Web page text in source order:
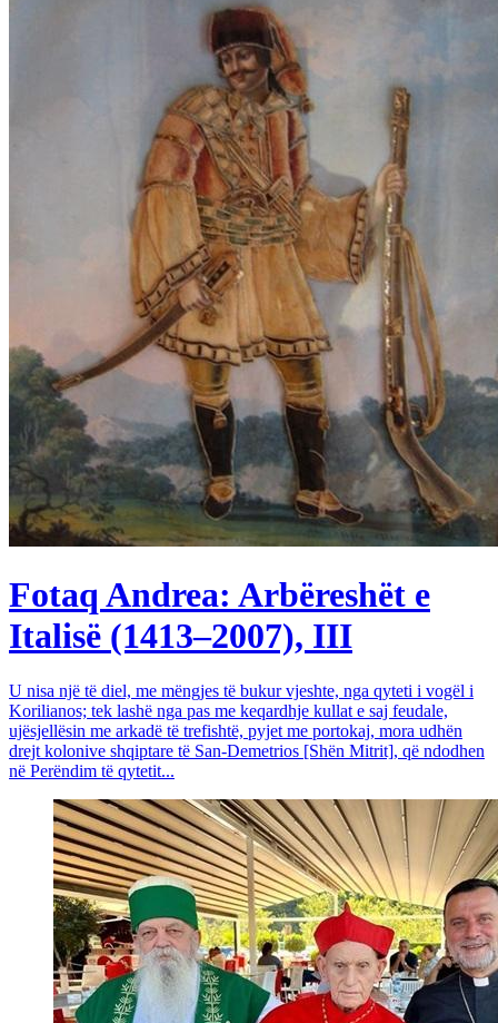
Fotaq Andrea: Arbëreshët e
Italisë (1413–2007), III
U nisa një të diel, me mëngjes të bukur vjeshte, nga qyteti i vogël i
Korilianos; tek lashë nga pas me keqardhje kullat e saj feudale,
ujësjellësin me arkadë të trefishtë, pyjet me portokaj, mora udhën
drejt kolonive shqiptare të San-Demetrios [Shën Mitrit], që ndodhen
në Perëndim të qytetit...